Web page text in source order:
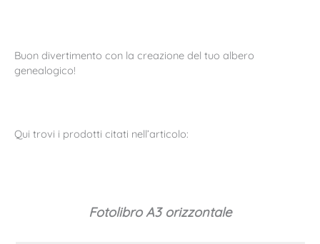
Buon divertimento con la creazione del tuo albero
genealogico!
Qui trovi i prodotti citati nell’articolo:
Fotolibro A3 orizzontale